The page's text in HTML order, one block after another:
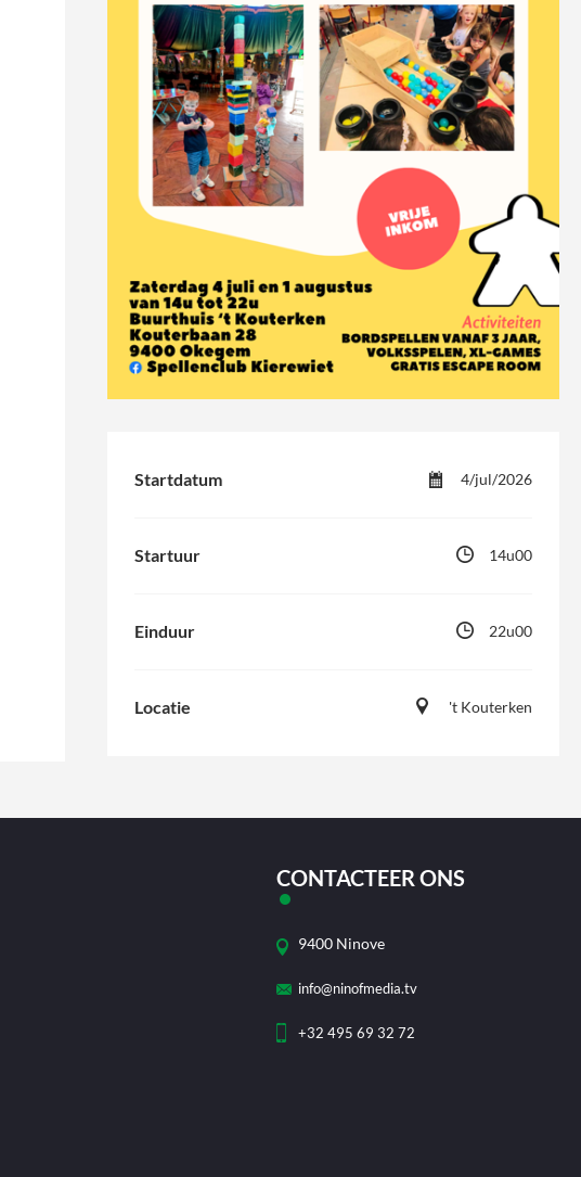
Startdatum 4/jul/2026
Startuur 14u00
Einduur 22u00
Locatie 't Kouterken
CONTACTEER ONS
9400 Ninove
info@ninofmedia.tv
+32 495 69 32 72